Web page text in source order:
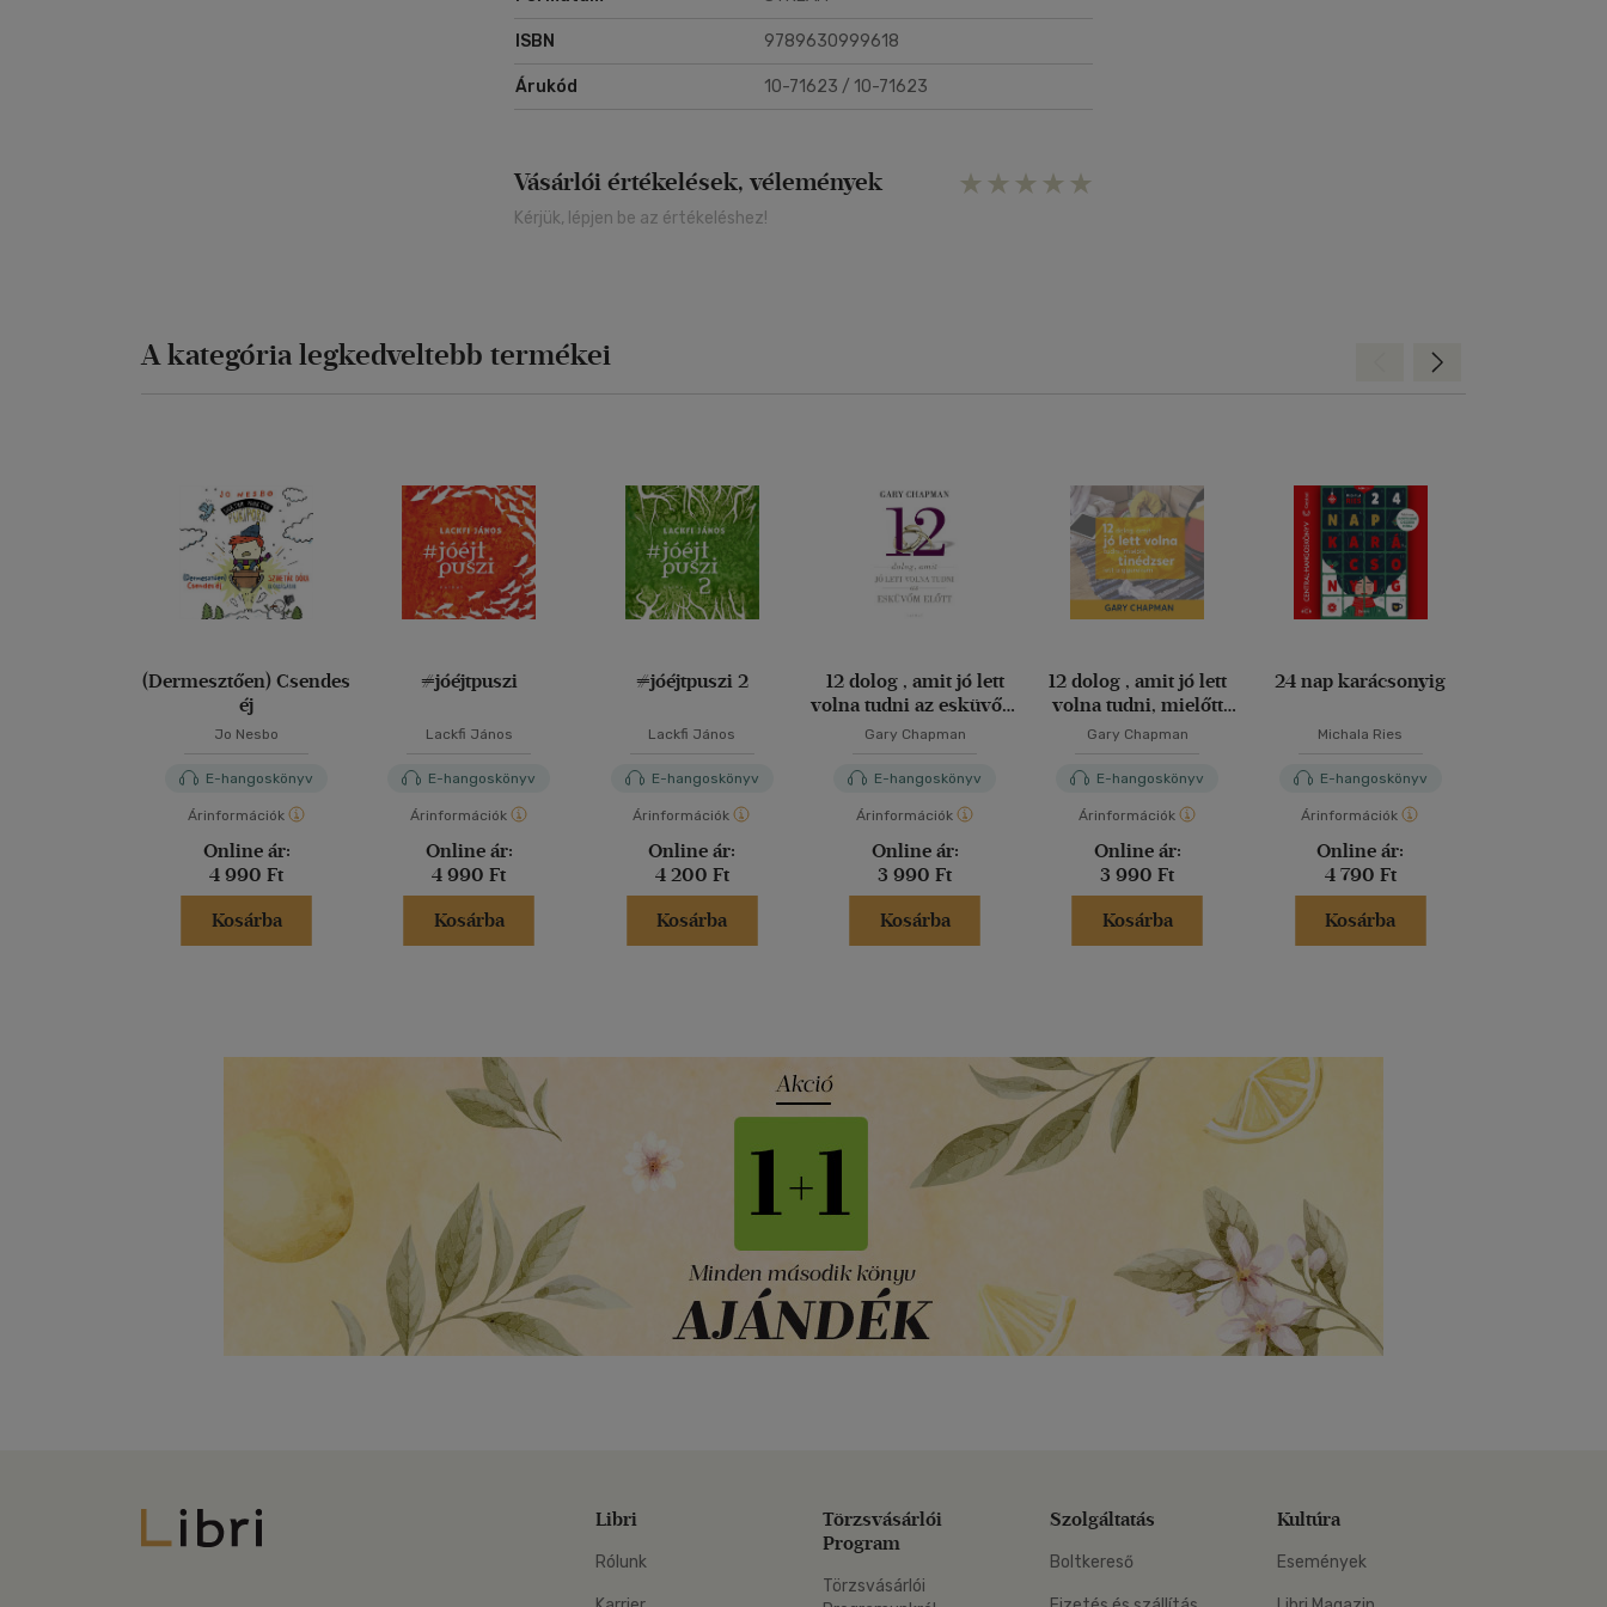
ISBN 9789630999618
Árukód 10-71623 / 10-71623
Vásárlói értékelések, vélemények
Kérjük, lépjen be az értékeléshez!
A kategória legkedveltebb termékei
(Dermesztően) Csendes
éj
Jo Nesbo
E-hangoskönyv
Árinformációk
Online ár:
4 990 Ft
Kosárba
#jóéjtpuszi
Lackfi János
E-hangoskönyv
Árinformációk
Online ár:
4 990 Ft
Kosárba
#jóéjtpuszi 2
Lackfi János
E-hangoskönyv
Árinformációk
Online ár:
4 200 Ft
Kosárba
12 dolog , amit jó lett
volna tudni az esküvőm
előtt
Gary Chapman
E-hangoskönyv
Árinformációk
Online ár:
3 990 Ft
Kosárba
12 dolog , amit jó lett
volna tudni, mielőtt
tinédzser lett a
Gary Chapman
E-hangoskönyv
Árinformációk
Online ár:
3 990 Ft
Kosárba
24 nap karácsonyig
Michala Ries
E-hangoskönyv
Árinformációk
Online ár:
4 790 Ft
Kosárba
Előre
Libri Libri
Rólunk
Törzsvásárlói
Program
Törzsvásárlói
Szolgáltatás
Boltkereső
Kultúra
Események